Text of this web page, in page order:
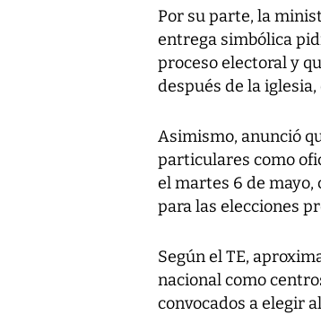
Por su parte, la
entrega simbólica
proceso electoral y
después de la
Asimismo, anunció
particulares como
el martes 6 de mayo,
para las elecciones
Según el TE,
nacional como
convocados a elegir